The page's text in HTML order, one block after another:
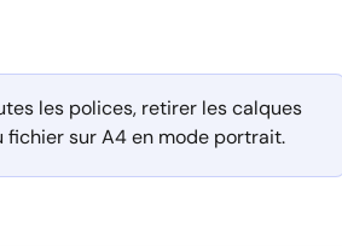
les polices, retirer les calques
sur A4 en mode portrait.